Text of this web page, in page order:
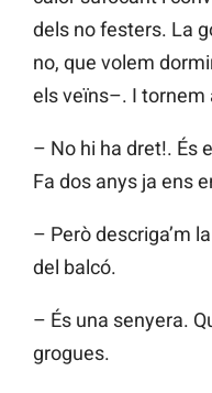
dels no festers. La
no, que volem
els veïns–. I tornem
– No hi ha dret!. És
Fa dos anys ja ens
– Però descriga’m
del balcó.
– És una senyera.
grogues.